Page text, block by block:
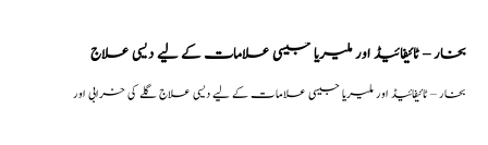
بخار – ٹائیفائیڈ اور ملیریا جیسی علامات کے لیے دیسی علاج
بخار – ٹائیفائیڈ اور ملیریا جیسی علامات کے لیے دیسی علاج گلے کی خرابی اور